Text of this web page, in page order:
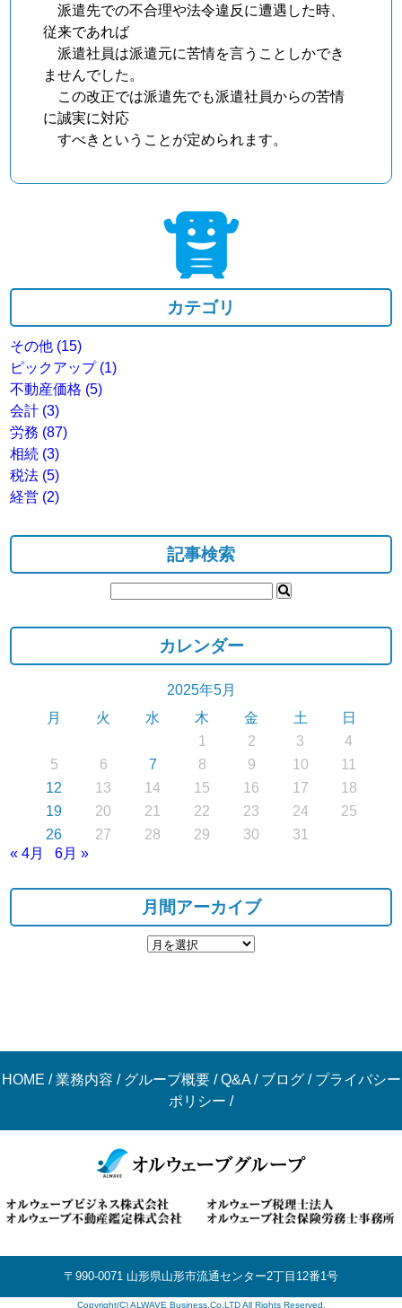
派遣先での不合理や法令違反に遭遇した時、
従来であれば
派遣社員は派遣元に苦情を言うことしかでき
ませんでした。
この改正では派遣先でも派遣社員からの苦情
に誠実に対応
すべきということが定められます。
カテゴリ
その他 (15)
ピックアップ (1)
不動産価格 (5)
会計 (3)
労務 (87)
相続 (3)
税法 (5)
経営 (2)
記事検索
カレンダー
2025年5月
月
火 水 木 金 土
日
1
2 3
4
5
6 7 8 9 10
11
12
13 14 15 16 17
18
19
20 21 22 23 24
25
26
27 28 29 30
31
« 4月
6月 »
月間アーカイブ
HOME /業務内容 / グループ概要/Q&A/ ブログ/ プライバシー
ポリシー /
〒990-0071 山形県山形市流通センター2丁目12番1号
Copyright(C) ALWAVE Business.Co,LTD All Rights Reserved.